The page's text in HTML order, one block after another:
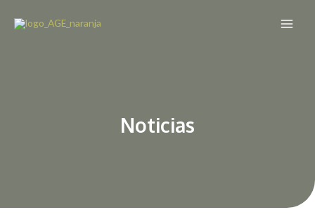
Noticias